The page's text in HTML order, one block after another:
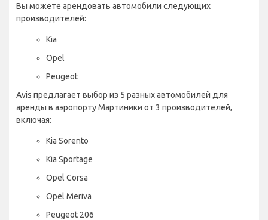
Вы можете арендовать автомобили следующих
производителей:
Kia
Opel
Peugeot
Avis предлагает выбор из 5 разных автомобилей для
аренды в аэропорту Мартиники от 3 производителей,
включая:
Kia Sorento
Kia Sportage
Opel Corsa
Opel Meriva
Peugeot 206